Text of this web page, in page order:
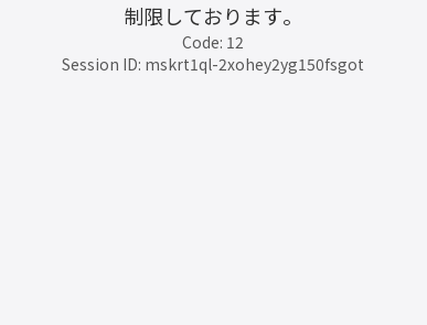
制限しております。
Code: 12
Session ID: mskrt1ql-2xohey2yg150fsgot